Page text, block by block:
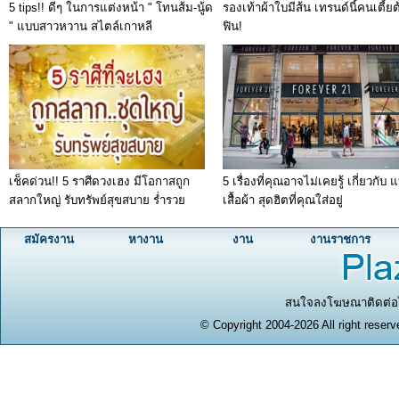
5 tips!! ดีๆ ในการแต่งหน้า " โทนส้ม-นู้ด
" แบบสาวหวาน สไตล์เกาหลี
รองเท้าผ้าใบมีส้น เทรนด์นี้คนเตี้ย
ฟิน!
เช็คด่วน!! 5 ราศีดวงเฮง มีโอกาสถูก
สลากใหญ่ รับทรัพย์สุขสบาย ร่ำรวย
5 เรื่องที่คุณอาจไม่เคยรู้ เกี่ยวกับ
เสื้อผ้า สุดฮิตที่คุณใส่อยู่
สมัครงาน หางาน งาน งานราชการ
สนใจลงโฆษณาติดต่อ
© Copyright 2004-2026 All right